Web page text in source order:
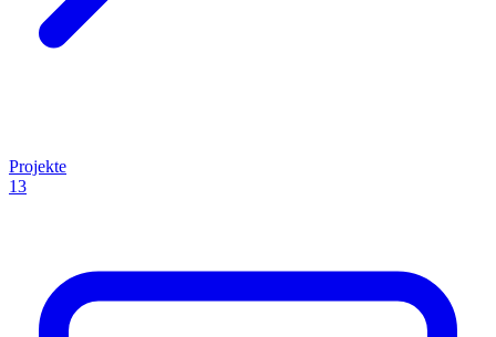
Projekte
13